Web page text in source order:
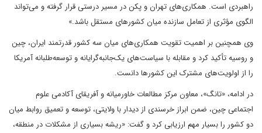
راهبردی است. همکاری‌های تهران و پکن در مسیر درستی قرار گرفته و می‌تواند
الگوی مؤثری از تعامل سازنده میان کشورهای مستقل باشد.»
وی همچنین بر اهمیت تقویت همکاری‌های میان سه کشور قدرتمند ایران، چین
و روسیه تأکید کرد و مقابله با سیاست‌های یک‌جانبه‌گرایانه و توسعه‌طلبانه آمریکا
را از اولویت‌های مشترک این کشورها دانست.
در ادامه، «تانگ»، معاون مرکز مطالعات خاورمیانه و آفریقای آکادمی علوم
اجتماعی چین، ضمن ابراز خرسندی از دیدار با ولایتی، توسعه و تعمیق روابط میان
دو کشور را بسیار مهم ارزیابی کرد و گفت: «ریشه بسیاری از مشکلات در منطقه،